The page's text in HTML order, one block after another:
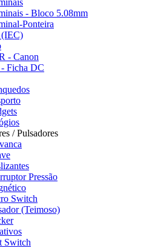
- Bloco 5.08mm
Ponteira
- Canon
Ficha DC
/ Pulsadores
Pressão
Switch
(Teimoso)
Switch